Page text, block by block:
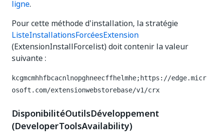
ligne.
Pour cette méthode d'installation, la stratégie
ListeInstallationsForcéesExtension
(ExtensionInstallForcelist) doit contenir la valeur
suivante :
kcgmcmhhfbcacnlnopghneecffhelmhe;https://edge.micr
osoft.com/extensionwebstorebase/v1/crx
DisponibilitéOutilsDéveloppement
(DeveloperToolsAvailability)